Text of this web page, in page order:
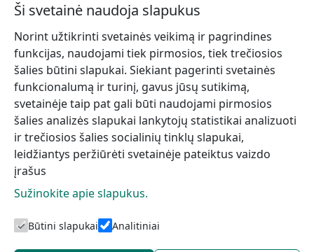
←Katamaranų ir valčių
nuoma pasiplaukiojimams
Talsų ežere
Rūkyti žuvys
Dūmu namiņš
Pūpoli →
Talsi turizmo centras
Ši svetainė naudoja slapukus
Norint užtikrinti svetainės veikimą ir pagrindines
funkcijas, naudojami tiek pirmosios, tiek trečiosios
šalies būtini slapukai. Siekiant pagerinti svetainės
funkcionalumą ir turinį, gavus jūsų sutikimą,
svetainėje taip pat gali būti naudojami pirmosios
šalies analizės slapukai lankytojų statistikai analizuoti
ir trečiosios šalies socialinių tinklų slapukai,
leidžiantys peržiūrėti svetainėje pateiktus vaizdo
įrašus
Sužinokite apie slapukus.
Būtini slapukai Analitiniai